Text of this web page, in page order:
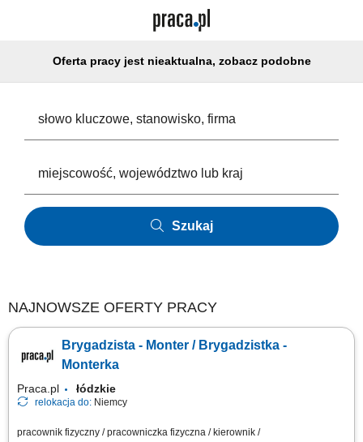
Oferta pracy jest nieaktualna, zobacz podobne
Szukaj
NAJNOWSZE OFERTY PRACY
Brygadzista - Monter / Brygadzistka -
Monterka
Praca.pl łódzkie
relokacja do: Niemcy
pracownik fizyczny / pracowniczka fizyczna / kierownik /